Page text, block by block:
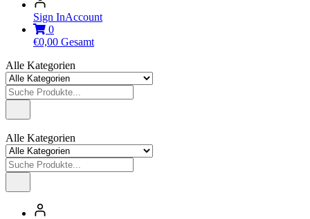
Sign InAccount
0
€0,00 Gesamt
Alle Kategorien
Alle Kategorien